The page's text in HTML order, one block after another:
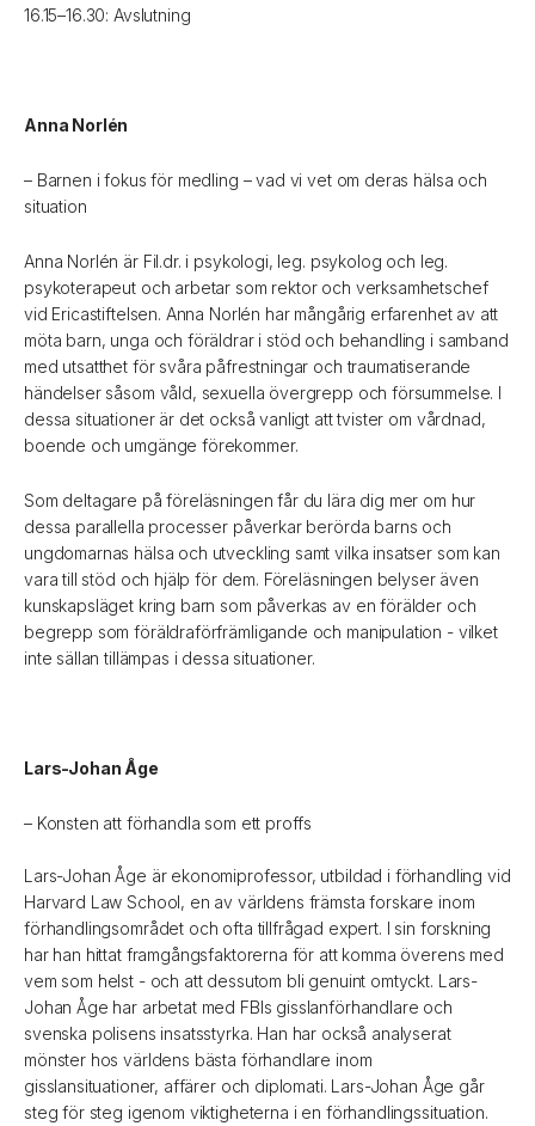
16.15–16.30: Avslutning
Anna Norlén
– Barnen i fokus för medling – vad vi vet om deras hälsa och
situation
Anna Norlén är Fil.dr. i psykologi, leg. psykolog och leg.
psykoterapeut och arbetar som rektor och verksamhetschef
vid Ericastiftelsen. Anna Norlén har mångårig erfarenhet av att
möta barn, unga och föräldrar i stöd och behandling i samband
med utsatthet för svåra påfrestningar och traumatiserande
händelser såsom våld, sexuella övergrepp och försummelse. I
dessa situationer är det också vanligt att tvister om vårdnad,
boende och umgänge förekommer.
Som deltagare på föreläsningen får du lära dig mer om hur
dessa parallella processer påverkar berörda barns och
ungdomarnas hälsa och utveckling samt vilka insatser som kan
vara till stöd och hjälp för dem. Föreläsningen belyser även
kunskapsläget kring barn som påverkas av en förälder och
begrepp som föräldraförfrämligande och manipulation - vilket
inte sällan tillämpas i dessa situationer.
Lars-Johan Åge
– Konsten att förhandla som ett proffs
Lars-Johan Åge är ekonomiprofessor, utbildad i förhandling vid
Harvard Law School, en av världens främsta forskare inom
förhandlingsområdet och ofta tillfrågad expert. I sin forskning
har han hittat framgångsfaktorerna för att komma överens med
vem som helst - och att dessutom bli genuint omtyckt. Lars-
Johan Åge har arbetat med FBIs gisslanförhandlare och
svenska polisens insatsstyrka. Han har också analyserat
mönster hos världens bästa förhandlare inom
gisslansituationer, affärer och diplomati. Lars-Johan Åge går
steg för steg igenom viktigheterna i en förhandlingssituation.